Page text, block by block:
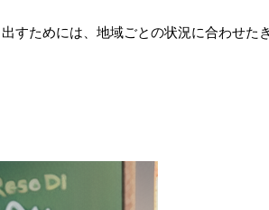
すためには、地域ごとの状況に合わせた